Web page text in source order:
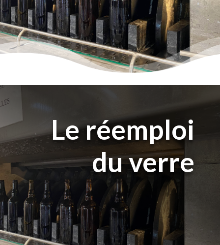
Le réemploi
du verre